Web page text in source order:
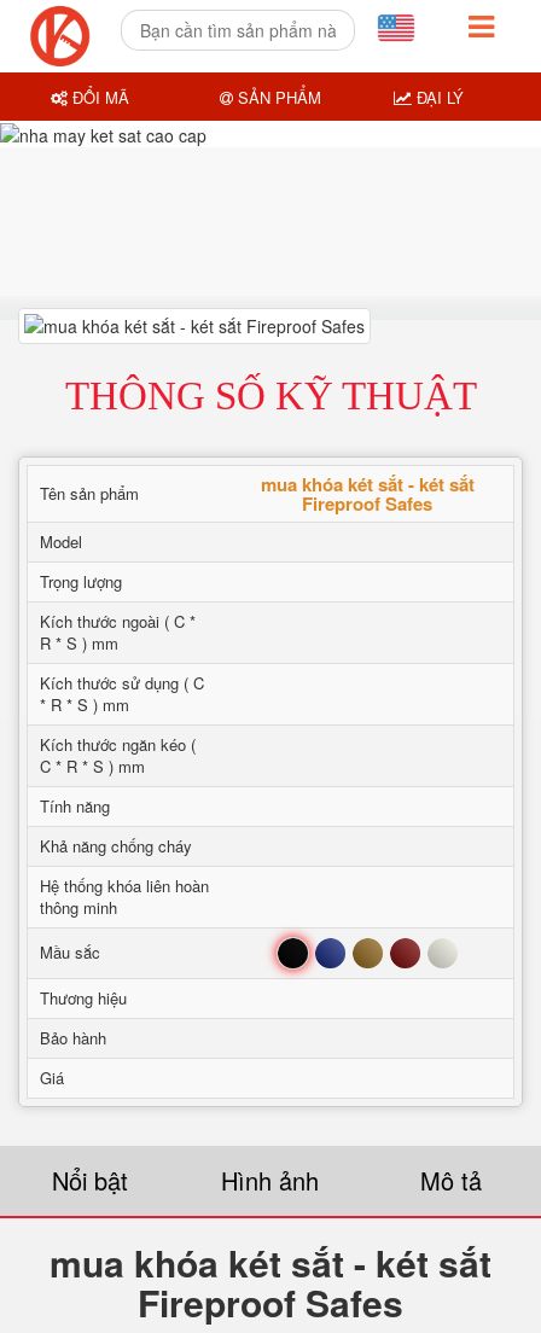
THÔNG SỐ KỸ THUẬT
Tên sản phẩm mua khóa két sắt - két sắt
Fireproof Safes
Model
Trọng lượng
Kích thước ngoài ( C *
R * S ) mm
Kích thước sử dụng ( C
* R * S ) mm
Kích thước ngăn kéo (
C * R * S ) mm
Tính năng
Khả năng chống cháy
Hệ thống khóa liên hoàn
thông minh
Mầu sắc
Đen Xanh Nâu Đỏ Trắng
Thương hiệu
Bảo hành
Giá
Nổi bật Hình ảnh Mô tả
mua khóa két sắt - két sắt
Fireproof Safes
ĐỔI MÃ SẢN PHẨM ĐẠI LÝ